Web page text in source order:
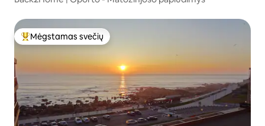
Svečių mėgstamiausias
Mėgstamas svečių